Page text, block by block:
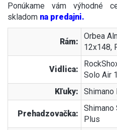
Ponúkame vám výhodné
skladom na predajni.
Rám:
Orbea
12x148,
Vidlica:
Solo Air
Kľuky:
Prehadzovačka:
Shimano
Plus